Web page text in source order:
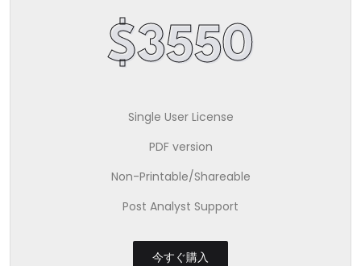
$3550
Single User License
PDF version
Non-Printable/Shareable
Post Analyst Support
今すぐ購入